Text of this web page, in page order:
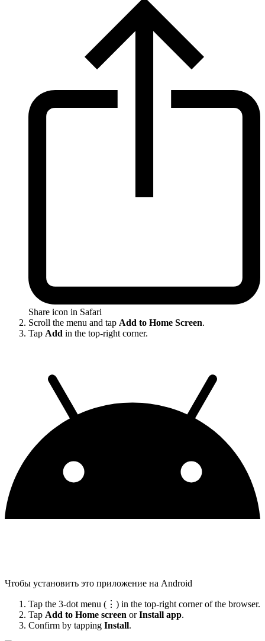
Share icon in Safari
Scroll the menu and tap Add to Home Screen.
Tap Add in the top-right corner.
Чтобы установить это приложение на Android
Tap the 3-dot menu (⋮) in the top-right corner of the browser.
Tap Add to Home screen orInstall app.
Confirm by tapping Install.